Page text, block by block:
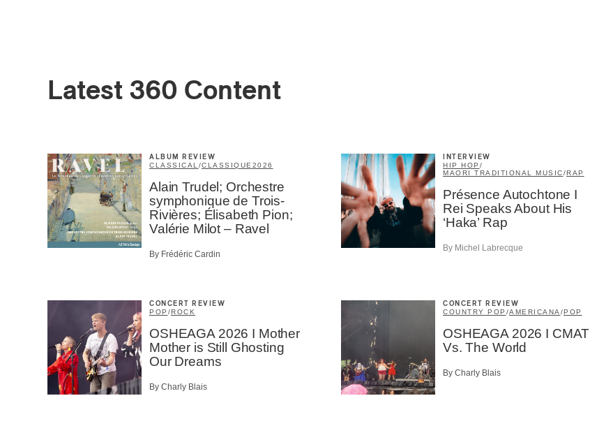
Latest 360 Content
ALBUM REVIEW
CLASSICAL /CLASSIQUE 2026
Alain Trudel; Orchestre
symphonique de Trois-
Rivières; Élisabeth Pion;
Valérie Milot – Ravel
By Frédéric Cardin
INTERVIEW
HIP HOP /
MAORI TRADITIONAL MUSIC/RAP
Présence Autochtone I
Rei Speaks About His
‘Haka’ Rap
By Michel Labrecque
CONCERT REVIEW
POP /ROCK
OSHEAGA 2026 I Mother
Mother is Still Ghosting
Our Dreams
By Charly Blais
CONCERT REVIEW
COUNTRY POP /AMERICANA /POP
OSHEAGA 2026 I CMAT
Vs. The World
By Charly Blais